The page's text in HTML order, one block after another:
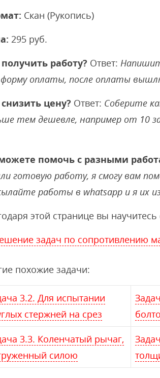
Скан (Рукопись)
295 руб.
работу? Ответ:
оплаты, после оплаты
цену? Ответ: Соберите
тем дешевле, например от 10
помочь с разными
готовую работу, я смогу вам
работы в whatsapp и я их
этой странице вы
задач по сопротивлению
похожие задачи:
3.2. Для испытании
стержней на срез
3.3. Коленчатый рычаг,
силою